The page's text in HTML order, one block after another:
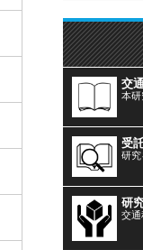
交
本
受
研究
研
交通